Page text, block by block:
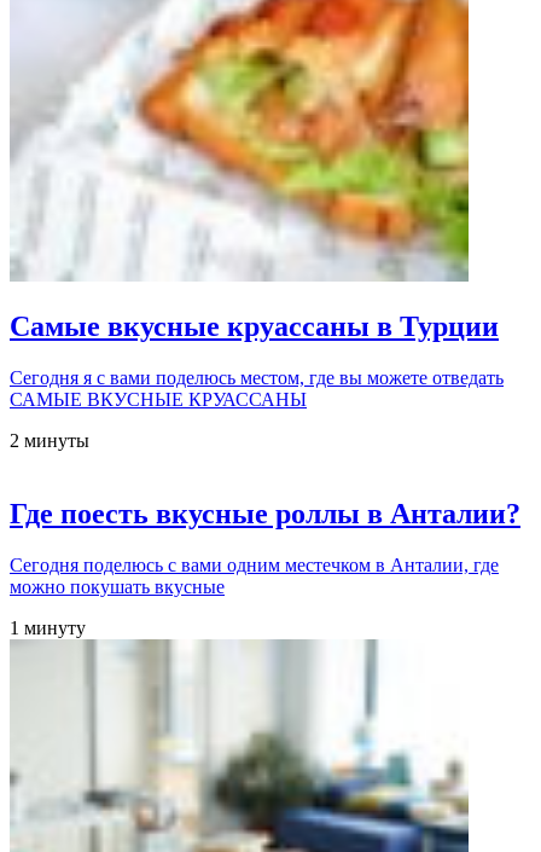
Самые вкусные круассаны в Турции
Сегодня я с вами поделюсь местом, где вы можете отведать
САМЫЕ ВКУСНЫЕ КРУАССАНЫ
2 минуты
Где поесть вкусные роллы в Анталии?
Сегодня поделюсь с вами одним местечком в Анталии, где
можно покушать вкусные
1 минуту